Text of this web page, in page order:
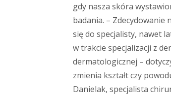
gdy nasza skóra
badania. –
się do specjalisty, nawet
w trakcie specjalizacji z
dermatologicznej –
zmienia kształt czy
Danielak, specjalista